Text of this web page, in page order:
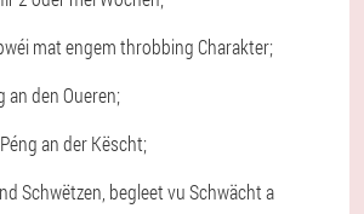
mat engem throbbing Charakter;
an den Oueren;
an der Këscht;
Schwëtzen, begleet vu Schwächt a